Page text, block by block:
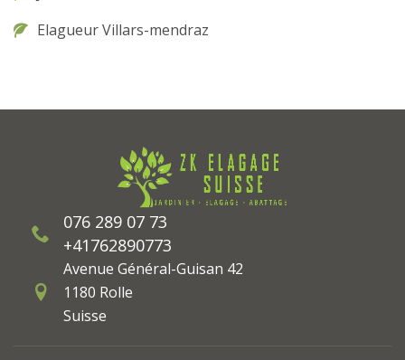
Elagueur Villars-mendraz
076 289 07 73
+41762890773
Avenue Général-Guisan 42
1180 Rolle
Suisse